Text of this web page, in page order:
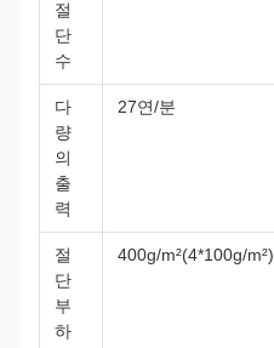
절
단
수
다
량
의
출
력
27연/분
절
단
부
하
400g/m²(4*100g/m²)